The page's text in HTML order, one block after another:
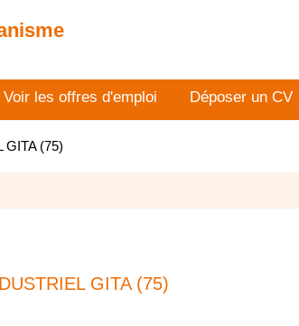
Voir les offres d'emploi Déposer un CV
GITA (75)
GITA (75)